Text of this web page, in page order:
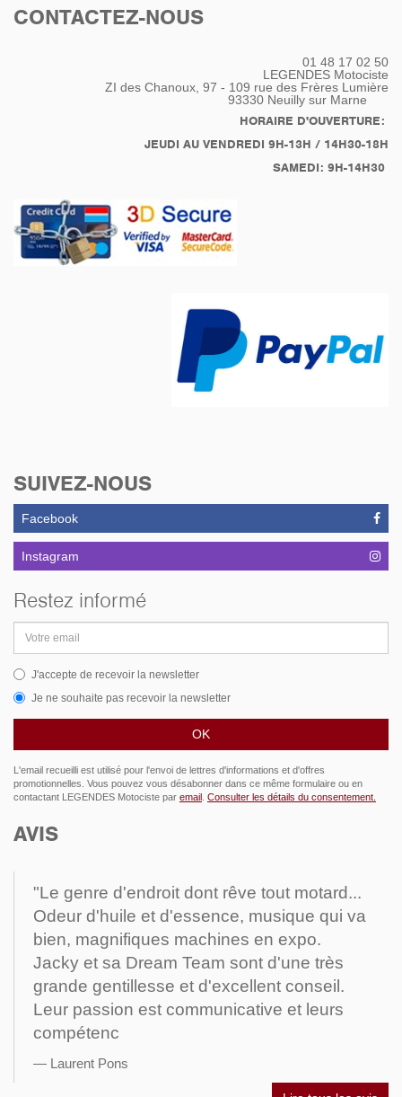
CONTACTEZ-NOUS
01 48 17 02 50
LEGENDES Motociste
ZI des Chanoux, 97 - 109 rue des Frères Lumière
93330 Neuilly sur Marne
HORAIRE D'OUVERTURE:
JEUDI AU VENDREDI 9H-13H / 14H30-18H
SAMEDI: 9H-14H30
SUIVEZ-NOUS
Facebook
Instagram
Restez informé
email
J'accepte de recevoir la newsletter
Je ne souhaite pas recevoir la newsletter
L'email recueilli est utilisé pour l'envoi de lettres d'informations et d'offres
promotionnelles. Vous pouvez vous désabonner dans ce même formulaire ou en
contactant LEGENDES Motociste par email Consulter les détails du consentement.
AVIS
"Le genre d'endroit dont rêve tout motard...
Odeur d'huile et d'essence, musique qui va
bien, magnifiques machines en expo.
Jacky et sa Dream Team sont d'une très
grande gentillesse et d'excellent conseil.
Leur passion est communicative et leurs
compétenc
Laurent Pons